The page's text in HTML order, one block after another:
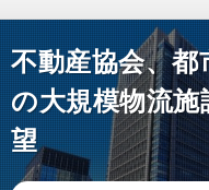
不動産協会、
の大規模物流
望